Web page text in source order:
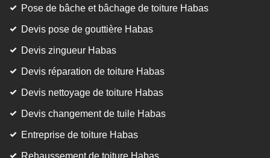
Pose de bâche et bâchage de toiture Habas
Devis pose de gouttière Habas
Devis zingueur Habas
Devis réparation de toiture Habas
Devis nettoyage de toiture Habas
Devis changement de tuile Habas
Entreprise de toiture Habas
Rehaussement de toiture Habas